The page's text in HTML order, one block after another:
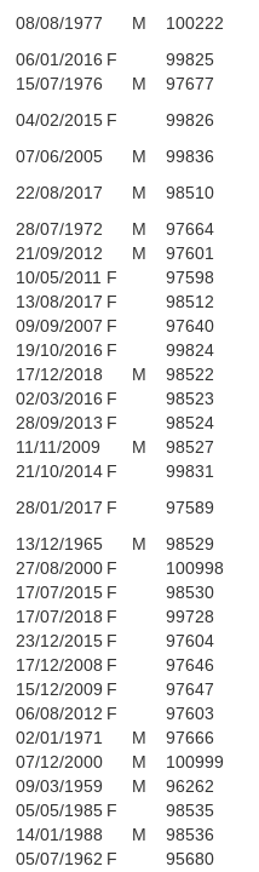
08/08/1977 M
100222
06/01/2016 F
99825
15/07/1976 M
97677
04/02/2015 F
99826
07/06/2005 M
99836
22/08/2017 M
98510
28/07/1972 M
97664
21/09/2012 M
97601
10/05/2011 F
97598
13/08/2017 F
98512
09/09/2007 F
97640
19/10/2016 F
99824
17/12/2018 M
98522
02/03/2016 F
98523
28/09/2013 F
98524
11/11/2009 M
98527
21/10/2014 F
99831
28/01/2017 F
97589
13/12/1965 M
98529
27/08/2000 F
100998
17/07/2015 F
98530
17/07/2018 F
99728
23/12/2015 F
97604
17/12/2008 F
97646
15/12/2009 F
97647
06/08/2012 F
97603
02/01/1971 M
97666
07/12/2000 M
100999
09/03/1959 M
96262
05/05/1985 F
98535
14/01/1988 M
98536
05/07/1962 F
95680